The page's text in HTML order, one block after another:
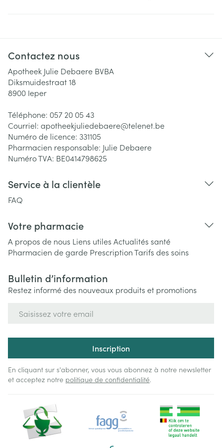
Contactez nous
Apotheek Julie Debaere BVBA
Diksmuidestraat 18
8900 Ieper
Téléphone: 057 20 05 43
Courriel: apotheekjuliedebaere@telenet.be
Numéro de licence: 331105
Pharmacien responsable: Julie Debaere
Numéro TVA: BE0414798625
Service à la clientèle
FAQ
Votre pharmacie
A propos de nous Liens utiles Actualités santé
Pharmacien de garde PrescriptionTarifs des soins
Bulletin d’information
Restez informé des nouveaux produits et promotions
Inscription
En cliquant sur s'abonner, vous vous abonnez à notre newsletter
et acceptez notre politique de confidentialité.